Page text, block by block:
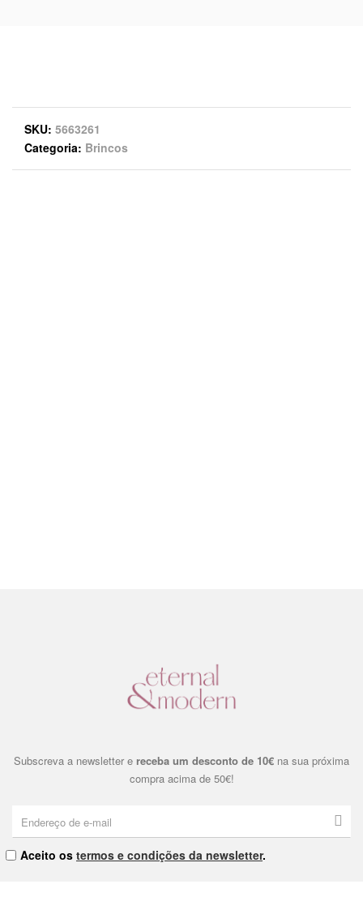
SKU 5663261
Categoria Brincos
Subscreva a newsletter e receba um desconto de 10€ na sua próxima
compra acima de 50€!
Aceito os termos e condições da newsletter.